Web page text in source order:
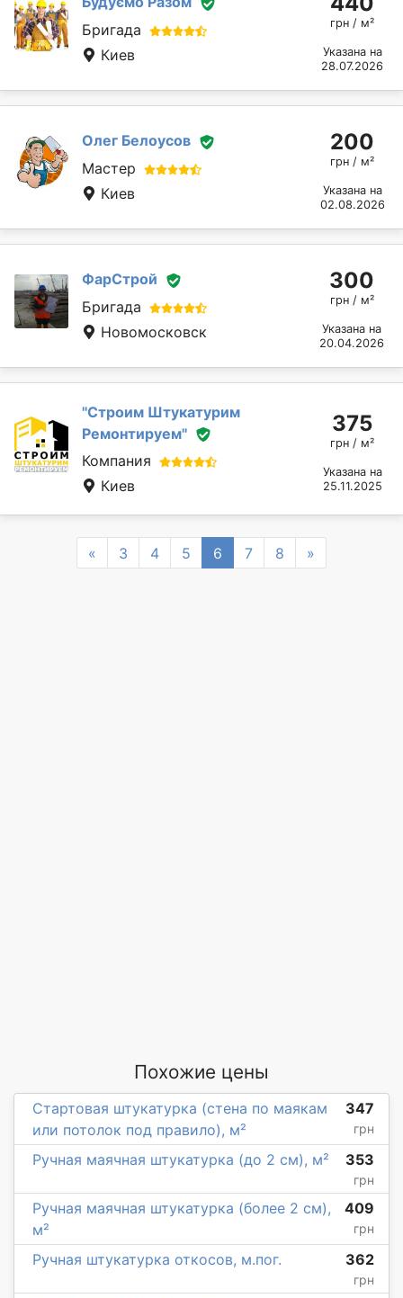
Бригада
Киев
грн / м²
Указана на
28.07.2026
Олег Белоусов
Мастер
Киев
200
грн / м²
Указана на
02.08.2026
ФарСтрой
Бригада
Новомосковск
300
грн / м²
Указана на
20.04.2026
''Строим Штукатурим
Ремонтируем''
Компания
Киев
375
грн / м²
Указана на
25.11.2025
« Previous
3 4 5 6 7 8 »
Похожие цены
Стартовая штукатурка (стена по маякам
или потолок под правило), м²
347
грн
Ручная маячная штукатурка (до 2 см), м² 353
грн
Ручная маячная штукатурка (более 2 см),
м²
409
грн
Ручная штукатурка откосов, м.пог. 362
грн